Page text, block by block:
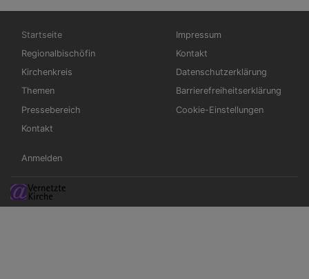
Hauptnavigation
Startseite
Regionalbischöfin
Kirchenkreis
Themen
Pressebereich
Kontakt
Fußbereichsmenü
Impressum
Kontakt
Datenschutzerklärung
Barrierefreiheitserklärung
Cookie-Einstellungen
Benutzermenü
Anmelden